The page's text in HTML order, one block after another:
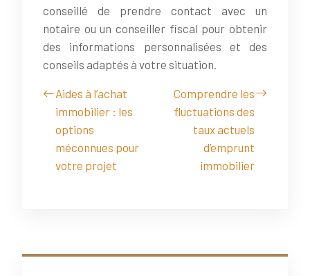
conseillé de prendre contact avec un
notaire ou un conseiller fiscal pour obtenir
des informations personnalisées et des
conseils adaptés à votre situation.
Aides à l’achat
immobilier : les
options
méconnues pour
votre projet
Comprendre les
fluctuations des
taux actuels
d’emprunt
immobilier